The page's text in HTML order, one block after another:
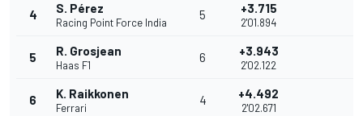
4 S. Pérez
Racing Point Force India
5 +3.715
2'01.894
5 R. Grosjean
Haas F1
6 +3.943
2'02.122
6 K. Raikkonen
Ferrari
4 +4.492
2'02.671